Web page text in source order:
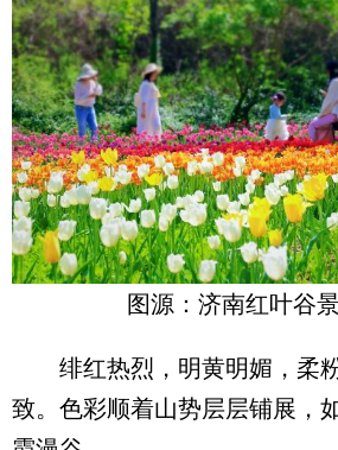
图源：济南红叶谷
绯红热烈，明黄明媚，柔
致。色彩顺着山势层层铺展，